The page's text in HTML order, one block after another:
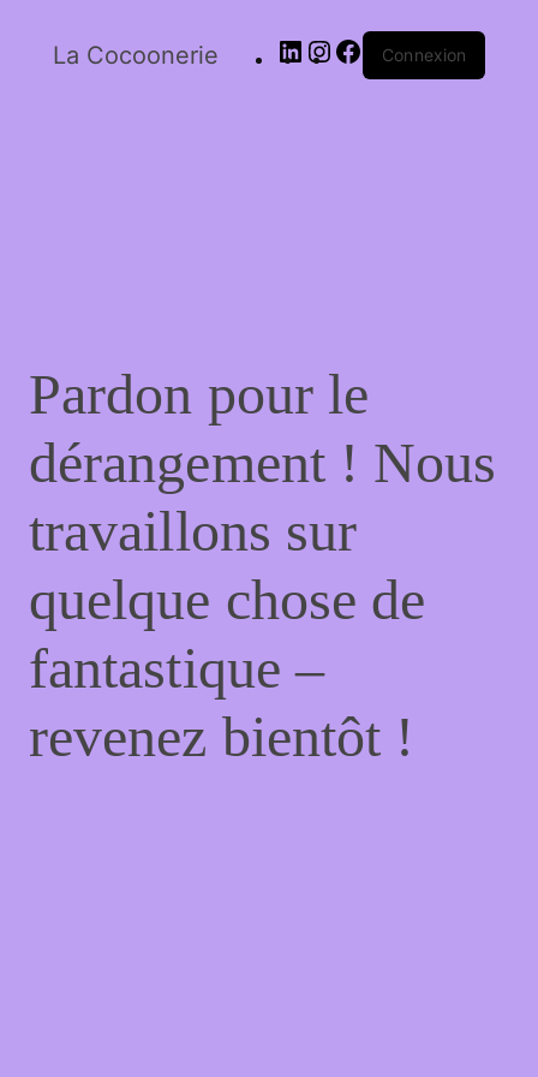
La Cocoonerie Connexion
Pardon pour le
dérangement ! Nous
travaillons sur
quelque chose de
fantastique –
revenez bientôt !